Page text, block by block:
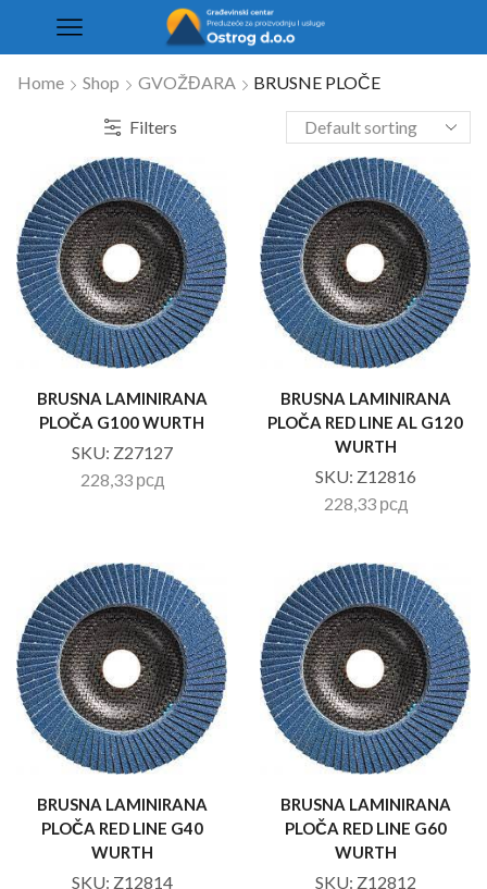
Home Shop GVOŽĐARA BRUSNE PLOČE
Filters
BRUSNA LAMINIRANA
PLOČA G100 WURTH
SKU: Z27127
228,33 рсд
BRUSNA LAMINIRANA
PLOČA RED LINE AL G120
WURTH
SKU: Z12816
228,33 рсд
BRUSNA LAMINIRANA
PLOČA RED LINE G40
WURTH
SKU: Z12814
BRUSNA LAMINIRANA
PLOČA RED LINE G60
WURTH
SKU: Z12812